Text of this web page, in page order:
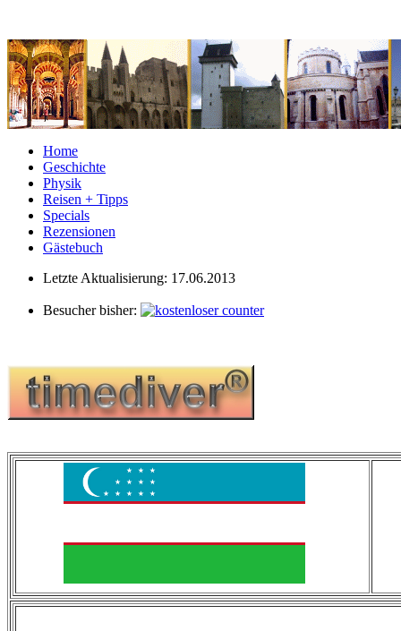
Home
Geschichte
Physik
Reisen + Tipps
Specials
Rezensionen
Gästebuch
Letzte Aktualisierung: 17.06.2013
Besucher bisher: